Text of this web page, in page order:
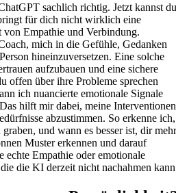
sachlich richtig. Jetzt kannst
für dich nicht wirklich eine
Empathie und Verbindung.
mich in die Gefühle, Gedanken
hineinzuversetzen. Eine solche
aufzubauen und eine sichere
offen über ihre Probleme sprechen
ich nuancierte emotionale Signale
hilft mir dabei, meine Interventionen
abzustimmen. So erkenne ich,
und wann es besser ist, dir
Muster erkennen und darauf
echte Empathie oder emotionale
die KI derzeit nicht nachahmen